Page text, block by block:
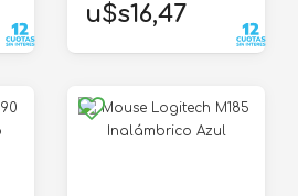
u$s16,47